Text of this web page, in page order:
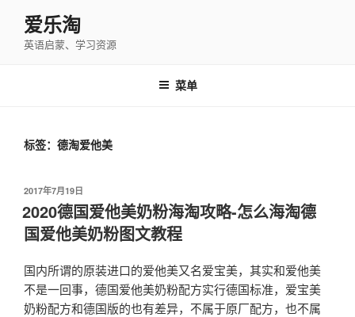
爱乐淘
英语启蒙、学习资源
菜单
标签：德淘爱他美
发
布
于
2017年7月19日
2020德国爱他美奶粉海淘攻略-怎么海淘德
国爱他美奶粉图文教程
国内所谓的原装进口的爱他美又名爱宝美，其实和爱他美
不是一回事，德国爱他美奶粉配方实行德国标准，爱宝美
奶粉配方和德国版的也有差异，不属于原厂配方，也不属